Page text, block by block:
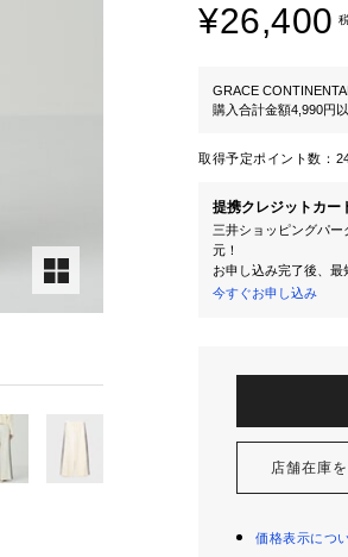
¥26,400
GRACE CONTINENTAL
購入合計金額4,990円
取得予定ポイント数：
提携クレジットカー
三井ショッピングパ
元！
お申し込み完了後、最
今すぐお申し込み
店舗在庫
価格表示につ